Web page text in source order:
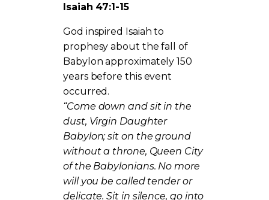
Isaiah 47:1-15
God inspired Isaiah to
prophesy about the fall of
Babylon approximately 150
years before this event
occurred.
“Come down and sit in the
dust, Virgin Daughter
Babylon; sit on the ground
without a throne, Queen City
of the Babylonians. No more
will you be called tender or
delicate. Sit in silence, go into